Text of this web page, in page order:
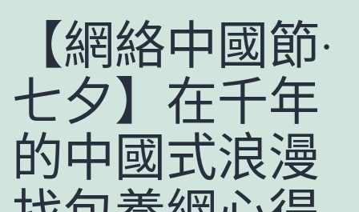
【網絡中國節·
七夕】在千年
的中國式浪漫